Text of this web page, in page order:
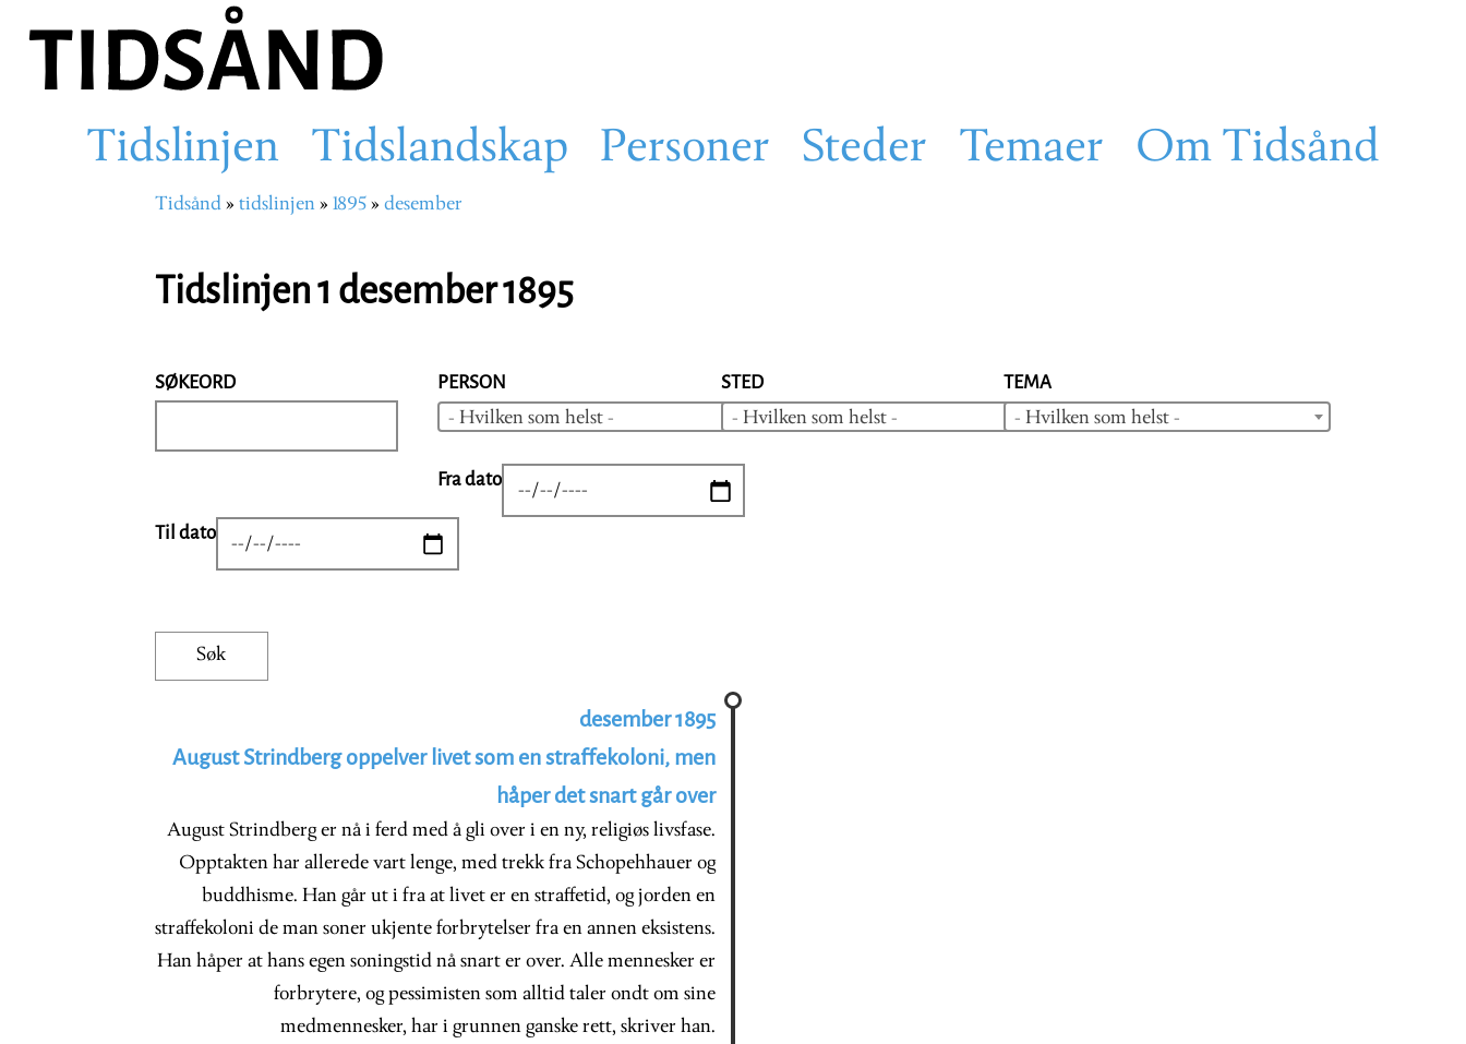
hovedinnhold
Main
navigation
Tidslinjen Tidslandskap Personer Steder Temaer Om Tidsånd
Navigasjonssti
Tidsånd tidslinjen 1895 desember
Tidslinjen 1 desember 1895
SØKEORD
PERSON
- Hvilken som helst -
STED
- Hvilken som helst -
TEMA
- Hvilken som helst -
Fra dato DATE
Til dato DATE
desember 1895
August Strindberg oppelver livet som en straffekoloni, men
håper det snart går over
August Strindberg er nå i ferd med å gli over i en ny, religiøs livsfase.
Opptakten har allerede vart lenge, med trekk fra Schopehhauer og
buddhisme. Han går ut i fra at livet er en straffetid, og jorden en
straffekoloni de man soner ukjente forbrytelser fra en annen eksistens.
Han håper at hans egen soningstid nå snart er over. Alle mennesker er
forbrytere, og pessimisten som alltid taler ondt om sine
medmennesker, har i grunnen ganske rett, skriver han.